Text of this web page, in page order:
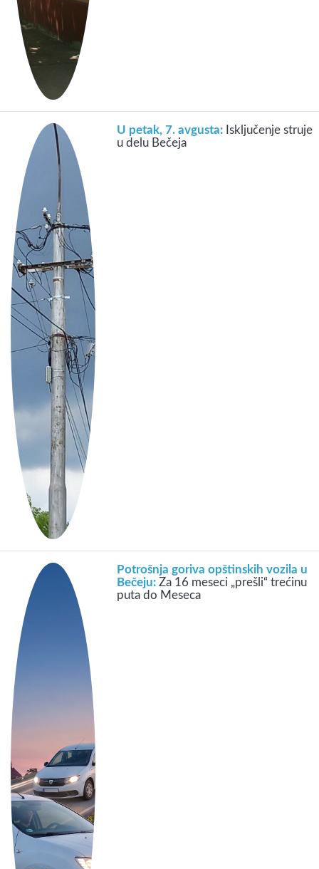
U petak, 7. avgusta: Isključenje struje
u delu Bečeja
Potrošnja goriva opštinskih vozila u
Bečeju:Za 16 meseci „prešli“ trećinu
puta do Meseca